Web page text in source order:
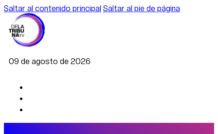
Saltar al contenido principal Saltar al pie de página
09 de agosto de 2026